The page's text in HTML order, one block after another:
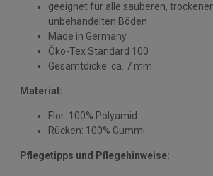
geeignet für alle sauberen,
unbehandelten Böden
Made in Germany
Öko-Tex Standard 100
Gesamtdicke: ca. 7 mm
Material:
Flor: 100% Polyamid
Rücken: 100% Gummi
Pflegetipps und Pflegehinweise: